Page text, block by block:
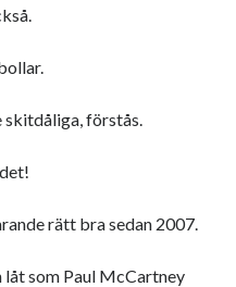
förstås.
rätt bra sedan 2007.
låt som Paul McCartney